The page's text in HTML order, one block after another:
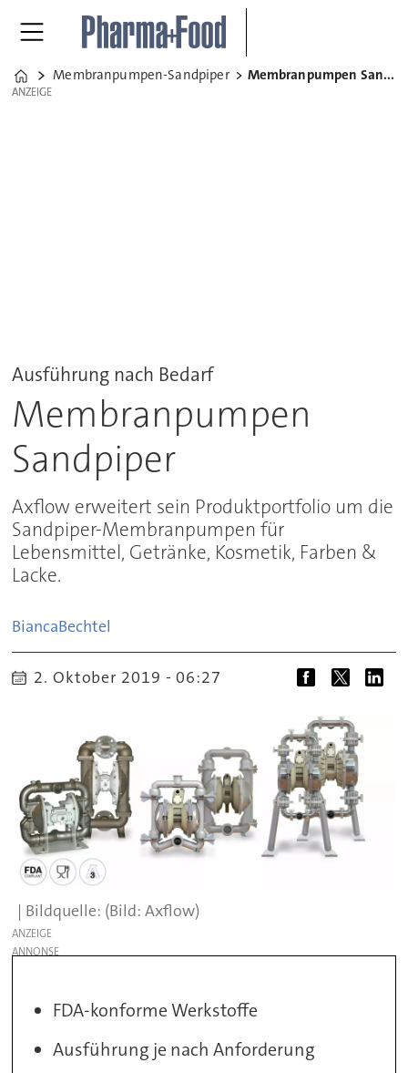
Home
Membranpumpen-Sandpiper Membranpumpen Sandpiper
ANZEIGE
ANZEIGE
Ausführung nach Bedarf
Membranpumpen
Sandpiper
Axflow erweitert sein Produktportfolio um die
Sandpiper-Membranpumpen für
Lebensmittel, Getränke, Kosmetik, Farben &
Lacke.
BiancaBechtel
2. Oktober 2019 - 06:27
(Bild: Axflow)
ANZEIGE
FDA-konforme Werkstoffe
Ausführung je nach Anforderung